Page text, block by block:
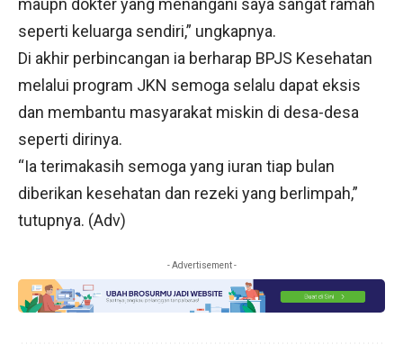
seperti keluarga sendiri,” ungkapnya.
Di akhir perbincangan ia berharap BPJS Kesehatan
melalui program JKN semoga selalu dapat eksis
dan membantu masyarakat miskin di desa-desa
seperti dirinya.
“Ia terimakasih semoga yang iuran tiap bulan
diberikan kesehatan dan rezeki yang berlimpah,”
tutupnya. (Adv)
- Advertisement -